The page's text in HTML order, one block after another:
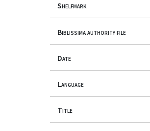
Shelfmark
Biblissima authority file
Date
Language
Title